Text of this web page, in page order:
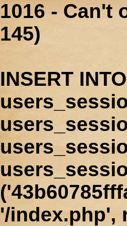
1016 - Can't
145)
INSERT
'/index.php',